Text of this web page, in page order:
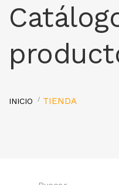
INICIO TIENDA